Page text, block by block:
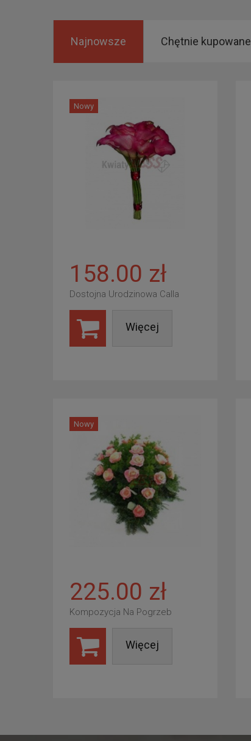
Najnowsze Chętnie kupowane
Nowy
158.00 zł
Dostojna Urodzinowa Calla
Więcej
Nowy
225.00 zł
Kompozycja Na Pogrzeb
Więcej